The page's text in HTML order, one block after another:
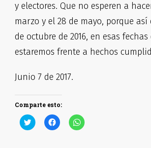
y electores. Que no esperen a
marzo y el 28 de mayo, porque así
de octubre de 2016, en esas fechas
estaremos frente a hechos
Junio 7 de 2017.
Comparte esto:
Haz
clic
Haz
clic
Haz
clic